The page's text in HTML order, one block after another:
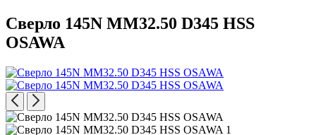
Сверло 145N MM32.50 D345 HSS
OSAWA